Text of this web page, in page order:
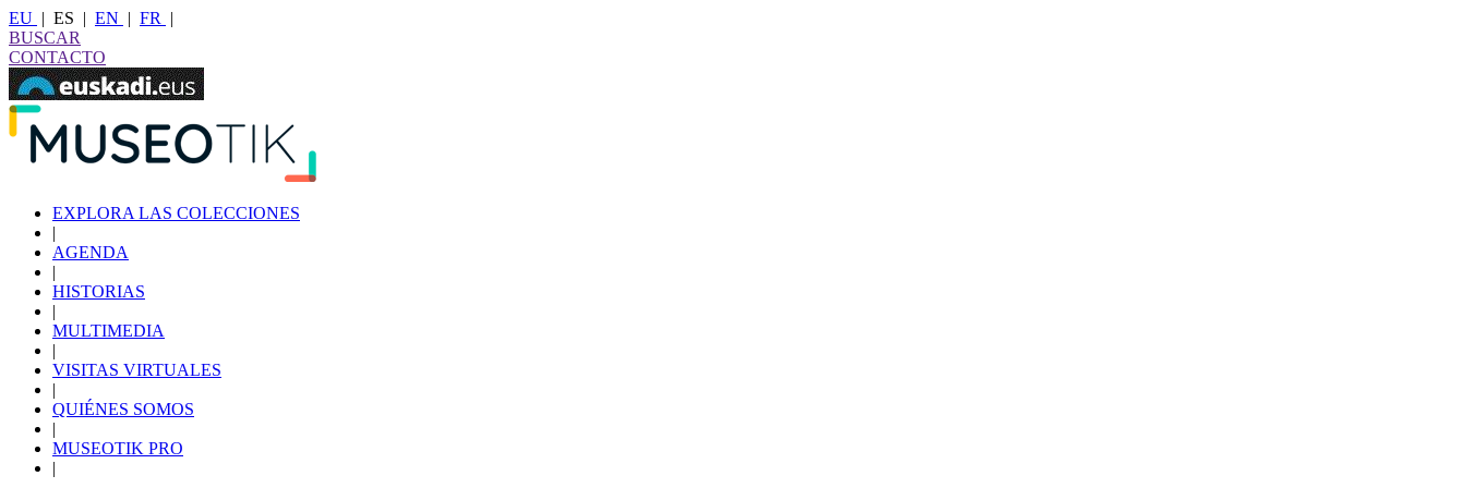
EU | ES | EN | FR
|
BUSCAR
CONTACTO
EXPLORA LAS COLECCIONES
|
AGENDA
|
HISTORIAS
|
MULTIMEDIA
|
VISITAS VIRTUALES
|
QUIÉNES SOMOS
|
MUSEOTIK PRO
|